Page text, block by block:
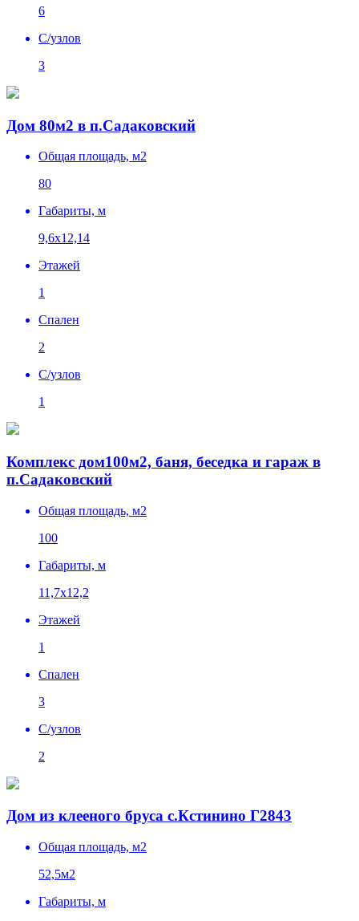
6
C/узлов
3
Дом 80м2 в п.Садаковский
Общая площадь, м2
80
Габариты, м
9,6х12,14
Этажей
1
Спален
2
C/узлов
1
Комплекс дом100м2, баня, беседка и гараж в
п.Садаковский
Общая площадь, м2
100
Габариты, м
11,7х12,2
Этажей
1
Спален
3
C/узлов
2
Дом из клееного бруса с.Кстинино Г2843
Общая площадь, м2
52,5м2
Габариты, м